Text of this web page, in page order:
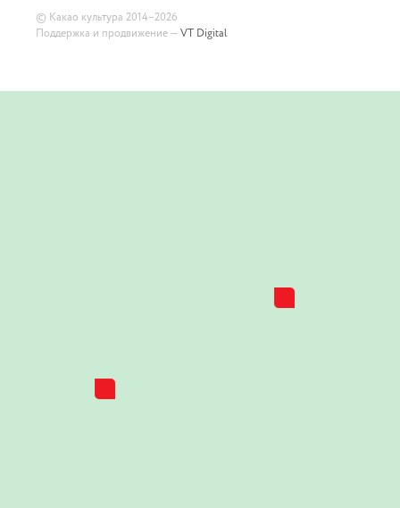
© Какао культура 2014–2026
Поддержка и продвижение — VT Digital